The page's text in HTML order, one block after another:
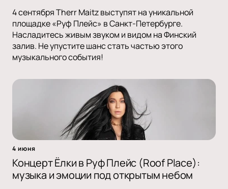
4 сентября Therr Maitz выступят на уникальной
площадке «Руф Плейс» в Санкт-Петербурге.
Насладитесь живым звуком и видом на Финский
залив. Не упустите шанс стать частью этого
музыкального события!
4 июня
Концерт Ёлки в Руф Плейс (Roof Place):
музыка и эмоции под открытым небом